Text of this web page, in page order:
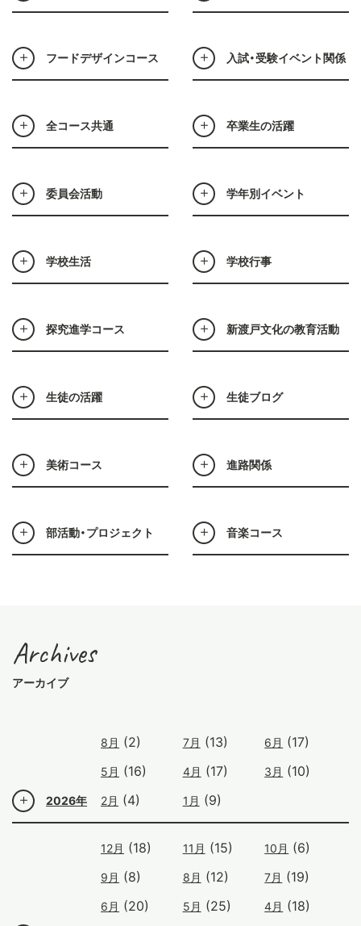
フードデザインコース 入試・受験イベント関係
全コース共通 卒業生の活躍
委員会活動 学年別イベント
学校生活 学校行事
探究進学コース 新渡戸文化の教育活動
生徒の活躍 生徒ブログ
美術コース 進路関係
部活動・プロジェクト 音楽コース
Archives
アーカイブ
2026年
8月 (2) 7月 (13) 6月 (17)
5月 (16) 4月 (17) 3月 (10)
2月 (4) 1月 (9)
12月 (18) 11月 (15) 10月 (6)
9月 (8) 8月 (12) 7月 (19)
6月 (20) 5月 (25) 4月 (18)